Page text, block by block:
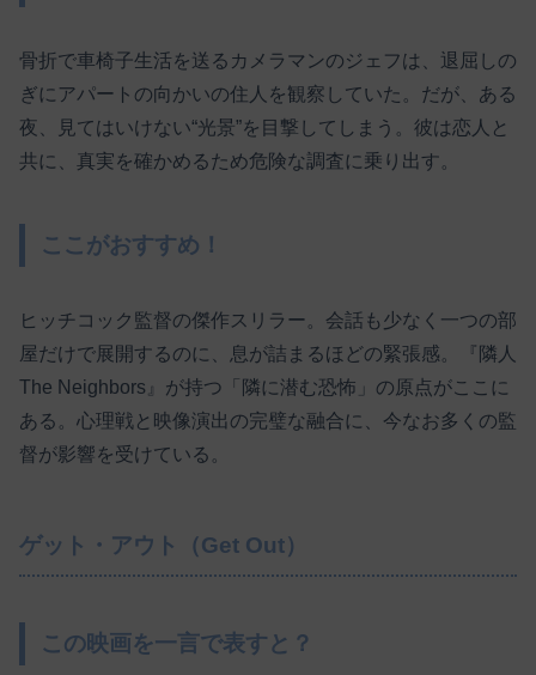
骨折で車椅子生活を送るカメラマンのジェフは、退屈しの
ぎにアパートの向かいの住人を観察していた。だが、ある
夜、見てはいけない“光景”を目撃してしまう。彼は恋人と
共に、真実を確かめるため危険な調査に乗り出す。
ここがおすすめ！
ヒッチコック監督の傑作スリラー。会話も少なく一つの部
屋だけで展開するのに、息が詰まるほどの緊張感。『隣人
The Neighbors』が持つ「隣に潜む恐怖」の原点がここに
ある。心理戦と映像演出の完璧な融合に、今なお多くの監
督が影響を受けている。
ゲット・アウト（Get Out）
この映画を一言で表すと？